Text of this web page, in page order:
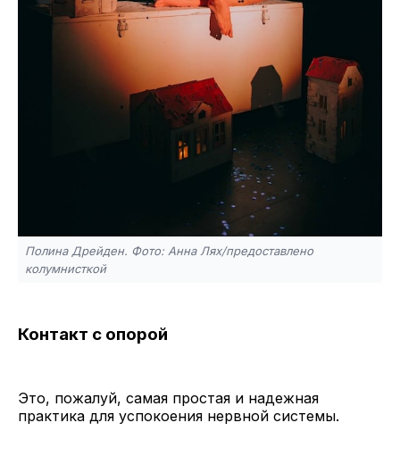
Полина Дрейден. Фото: Анна Лях/предоставлено
колумнисткой
Контакт с опорой
Это, пожалуй, самая простая и надежная
практика для успокоения нервной системы.